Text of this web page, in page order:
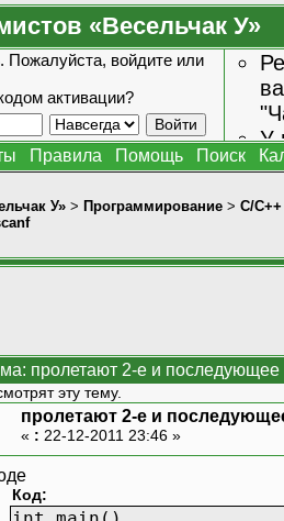
«Весельчак У»
. Пожалуйста, войдите или
активации?
У
Правила Помощь Поиск
У» > Программирование > C/C++
пролетают 2-е и
эту тему.
пролетают 2-е и
« : 22-12-2011 23:46 »
Код: